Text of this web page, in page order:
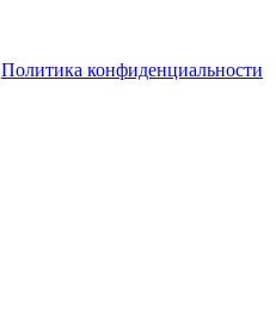
Политика конфиденциальности